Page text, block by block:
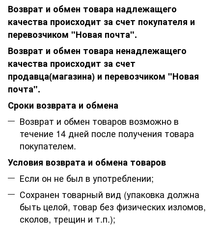
Возврат и обмен товара надлежащего
качества происходит за счет покупателя и
перевозчиком "Новая почта".
Возврат и обмен товара ненадлежащего
качества происходит за счет
продавца(магазина) и перевозчиком "Новая
почта".
Сроки возврата и обмена
Возврат и обмен товаров возможно в
течение 14 дней после получения товара
покупателем.
Условия возврата и обмена товаров
Если он не был в употреблении;
Сохранен товарный вид (упаковка должна
быть целой, товар без физических изломов,
сколов, трещин и т.п.);